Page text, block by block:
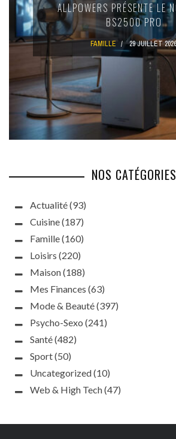
ALLPOWERS PRÉSENTE LE
BS2500 PRO
FAMILLE 29 JUILLET 2026
NOS CATÉGORIES
Actualité(93)
Cuisine(187)
Famille(160)
Loisirs (220)
Maison(188)
Mes Finances (63)
Mode & Beauté(397)
Psycho-Sexo (241)
Santé(482)
Sport(50)
Uncategorized(10)
Web & High Tech(47)